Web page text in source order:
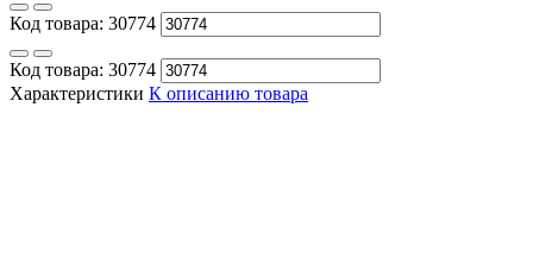
Код товара: 30774
Код товара: 30774
Характеристики К описанию товара